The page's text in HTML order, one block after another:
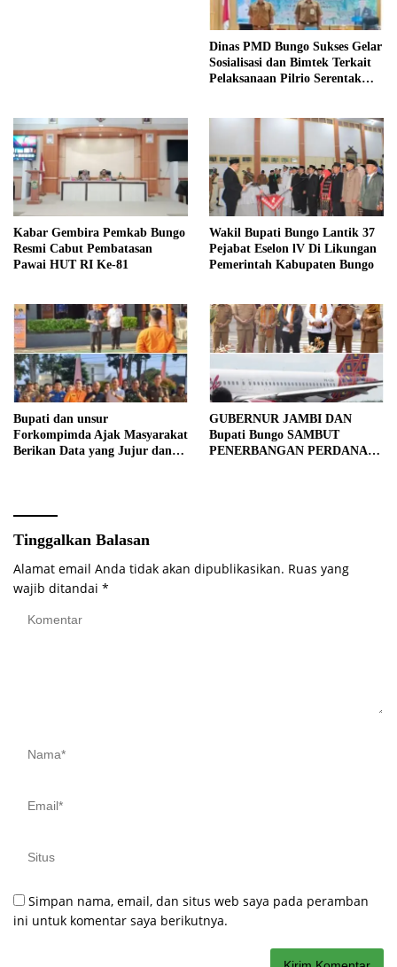
Dinas PMD Bungo Sukses Gelar
Sosialisasi dan Bimtek Terkait
Pelaksanaan Pilrio Serentak
Kabar Gembira Pemkab Bungo
Resmi Cabut Pembatasan
Pawai HUT RI Ke-81
Wakil Bupati Bungo Lantik 37
Pejabat Eselon lV Di Likungan
Pemerintah Kabupaten Bungo
Bupati dan unsur
Forkompimda Ajak Masyarakat
Berikan Data yang Jujur dan
GUBERNUR JAMBI DAN
Bupati Bungo SAMBUT
PENERBANGAN PERDANA
Tinggalkan Balasan
Alamat email Anda tidak akan dipublikasikan. Ruas yang
wajib ditandai *
Simpan nama, email, dan situs web saya pada peramban
ini untuk komentar saya berikutnya.